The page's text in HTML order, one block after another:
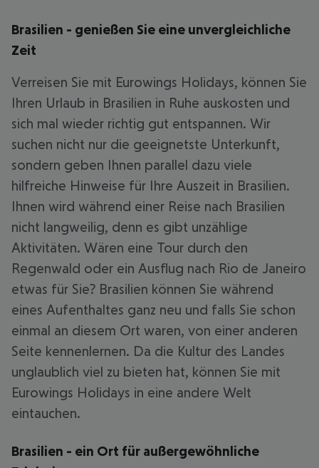
Brasilien - genießen Sie eine unvergleichliche
Zeit
Verreisen Sie mit Eurowings Holidays, können Sie
Ihren Urlaub in Brasilien in Ruhe auskosten und
sich mal wieder richtig gut entspannen. Wir
suchen nicht nur die geeignetste Unterkunft,
sondern geben Ihnen parallel dazu viele
hilfreiche Hinweise für Ihre Auszeit in Brasilien.
Ihnen wird während einer Reise nach Brasilien
nicht langweilig, denn es gibt unzählige
Aktivitäten. Wären eine Tour durch den
Regenwald oder ein Ausflug nach Rio de Janeiro
etwas für Sie? Brasilien können Sie während
eines Aufenthaltes ganz neu und falls Sie schon
einmal an diesem Ort waren, von einer anderen
Seite kennenlernen. Da die Kultur des Landes
unglaublich viel zu bieten hat, können Sie mit
Eurowings Holidays in eine andere Welt
eintauchen.
Brasilien - ein Ort für außergewöhnliche